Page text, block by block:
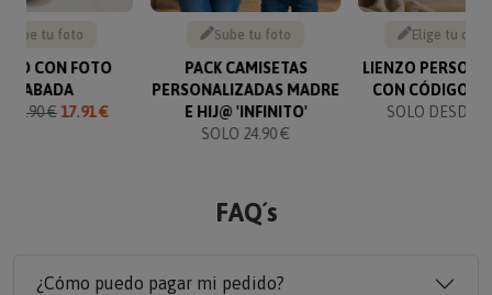
Sube tu foto
CON FOTO
GRABADA
19.90 €17.91 €
Sube tu foto
PACK CAMISETAS
PERSONALIZADAS MADRE
E HIJ@ 'INFINITO'
SOLO 24.90 €
Elige tu
LIENZO
CON CÓDIGO
SOLO DESDE
FAQ´s
¿Cómo puedo pagar mi pedido?